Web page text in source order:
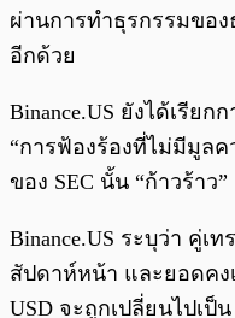
ผ่านการทำธุรกรรมขอ
อีกด้วย
Binance.US ยังได้เรียก
“การฟ้องร้องที่ไม่มีมูล
ของ SEC นั้น “ก้าวร้าว
Binance.US ระบุว่า คู่เ
สัปดาห์หน้า และยอดคง
USD จะถูกเปลี่ยนไปเป็น